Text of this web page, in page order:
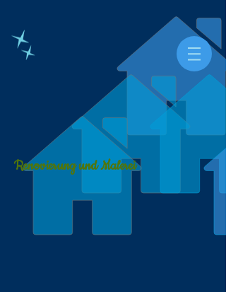
Renovierung und Malerei